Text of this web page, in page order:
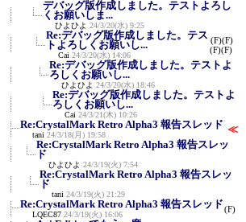
デバッグ版作成しました。テストよろし
くお願いしま...
ひよひよ 24/3/20(水) 9:25
Re:デバッグ版作成しました。テス
トよろしくお願いし...
Cai 24/3/20(水) 14:06
(F)(F)
(F)(F)
Re:デバッグ版作成しました。テストよ
ろしくお願いし...
ひよひよ 24/3/20(水) 18:46
Re:デバッグ版作成しました。テストよ
ろしくお願いし...
Cai 24/3/21(木) 10:26
Re:CrystalMark Retro Alpha3 報告スレッド
tani 24/3/18(月) 19:58
≪
Re:CrystalMark Retro Alpha3 報告スレッ
ド
ひよひよ 24/3/19(火) 7:54
Re:CrystalMark Retro Alpha3 報告スレッ
ド
tani 24/3/19(火) 21:29
Re:CrystalMark Retro Alpha3 報告スレッド
LQEC87 24/3/19(火) 16:06
(F)